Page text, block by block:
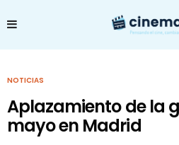
NOTICIAS
Aplazamiento de la
mayo en Madrid